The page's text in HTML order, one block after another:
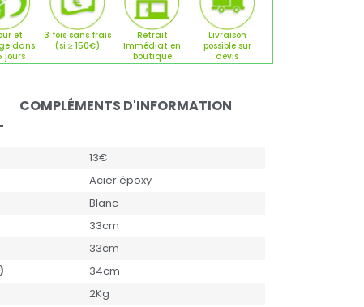
et
dans
jours
3 fois sans frais
(si ≥ 150€)
Retrait
Immédiat en
boutique
Livraison
possible sur
devis
COMPLÉMENTS D'INFORMATION
13€
Acier époxy
Blanc
33cm
33cm
34cm
2Kg